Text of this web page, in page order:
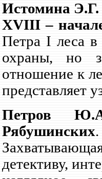
Истомина Э.Г.
XVIII –
Петра I леса в
охраны, но
отношение к
представляет
Петров
Рябушинских
детективу,